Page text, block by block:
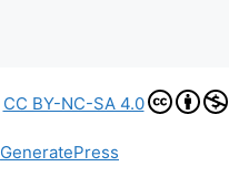
CC BY-NC-SA 4.0
GeneratePress